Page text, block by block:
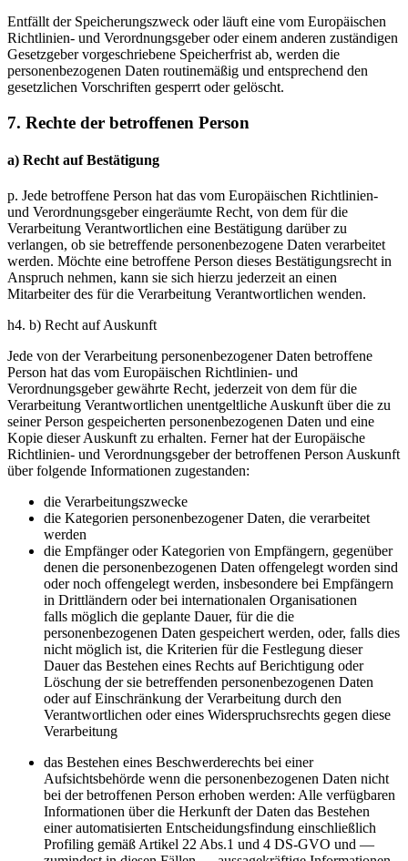
Entfällt der Speicherungszweck oder läuft eine vom Europäischen
Richtlinien- und Verordnungsgeber oder einem anderen zuständigen
Gesetzgeber vorgeschriebene Speicherfrist ab, werden die
personenbezogenen Daten routinemäßig und entsprechend den
gesetzlichen Vorschriften gesperrt oder gelöscht.
7. Rechte der betroffenen Person
a) Recht auf Bestätigung
p. Jede betroffene Person hat das vom Europäischen Richtlinien-
und Verordnungsgeber eingeräumte Recht, von dem für die
Verarbeitung Verantwortlichen eine Bestätigung darüber zu
verlangen, ob sie betreffende personenbezogene Daten verarbeitet
werden. Möchte eine betroffene Person dieses Bestätigungsrecht in
Anspruch nehmen, kann sie sich hierzu jederzeit an einen
Mitarbeiter des für die Verarbeitung Verantwortlichen wenden.
h4. b) Recht auf Auskunft
Jede von der Verarbeitung personenbezogener Daten betroffene
Person hat das vom Europäischen Richtlinien- und
Verordnungsgeber gewährte Recht, jederzeit von dem für die
Verarbeitung Verantwortlichen unentgeltliche Auskunft über die zu
seiner Person gespeicherten personenbezogenen Daten und eine
Kopie dieser Auskunft zu erhalten. Ferner hat der Europäische
Richtlinien- und Verordnungsgeber der betroffenen Person Auskunft
über folgende Informationen zugestanden:
die Verarbeitungszwecke
die Kategorien personenbezogener Daten, die verarbeitet
werden
die Empfänger oder Kategorien von Empfängern, gegenüber
denen die personenbezogenen Daten offengelegt worden sind
oder noch offengelegt werden, insbesondere bei Empfängern
in Drittländern oder bei internationalen Organisationen
falls möglich die geplante Dauer, für die die
personenbezogenen Daten gespeichert werden, oder, falls dies
nicht möglich ist, die Kriterien für die Festlegung dieser
Dauer das Bestehen eines Rechts auf Berichtigung oder
Löschung der sie betreffenden personenbezogenen Daten
oder auf Einschränkung der Verarbeitung durch den
Verantwortlichen oder eines Widerspruchsrechts gegen diese
Verarbeitung
das Bestehen eines Beschwerderechts bei einer
Aufsichtsbehörde wenn die personenbezogenen Daten nicht
bei der betroffenen Person erhoben werden: Alle verfügbaren
Informationen über die Herkunft der Daten das Bestehen
einer automatisierten Entscheidungsfindung einschließlich
Profiling gemäß Artikel 22 Abs.1 und 4 DS-GVO und —